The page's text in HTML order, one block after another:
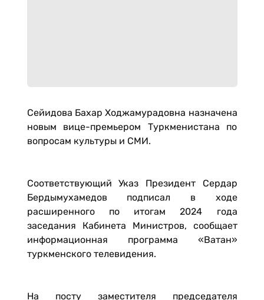
Сейидова Бахар Ходжамурадовна назначена
новым вице-премьером Туркменистана по
вопросам культуры и СМИ.
Соответствующий Указ Президент Сердар
Бердымухамедов подписал в ходе
расширенного по итогам 2024 года
заседания Кабинета Министров, сообщает
информационная программа «Ватан»
туркменского телевидения.
На посту заместителя председателя